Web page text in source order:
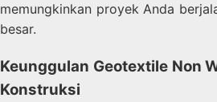
memungkinkan proyek Anda
besar.
Keunggulan Geotextile Non
Konstruksi